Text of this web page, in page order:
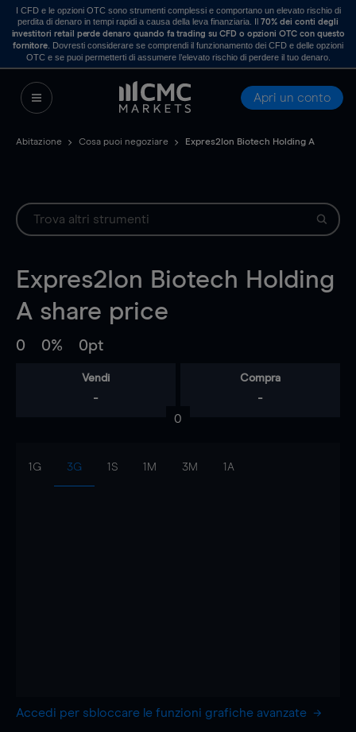
I CFD e le opzioni OTC sono strumenti complessi e comportano un elevato rischio di
perdita di denaro in tempi rapidi a causa della leva finanziaria. Il70% dei conti degli
investitori retail perde denaro quando fa trading su CFD o opzioni OTC con questo
fornitore . Dovresti considerare se comprendi il funzionamento dei CFD e delle opzioni
OTC e se puoi permetterti di assumere l’elevato rischio di perdere il tuo denaro.
Apri un conto
Abitazione Cosa puoi negoziare Expres2Ion Biotech Holding A
Expres2Ion Biotech Holding
A share price
0 0% 0pt
Vendi
-
Compra
-
0
1G 3G 1S 1M 3M 1A
Accedi per sbloccare le funzioni grafiche avanzate